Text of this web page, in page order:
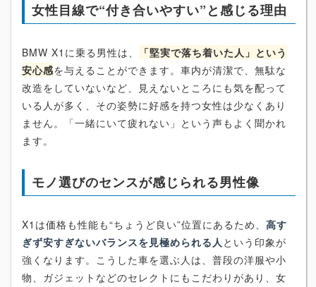
女性目線で“付き合いやすい”と感じる理由
BMW X1に乗る男性は、
「堅実で落ち着いた人」という
安心感を与えることができます。車内が清潔で、無駄な
改造をしていないなど、見えないところにも気を配って
いる人が多く、その姿勢に好感を持つ女性は少なくあり
ません。「一緒にいて疲れない」という声もよく聞かれ
ます。
モノ選びのセンスが感じられる男性像
X1は価格も性能も“ちょうど良い”位置にあるため、 高す
ぎず安すぎないバランスを見極められる人 という印象が
強くなります。こうした車を選ぶ人は、普段の洋服や小
物、ガジェットなどのセレクトにもこだわりがあり、女